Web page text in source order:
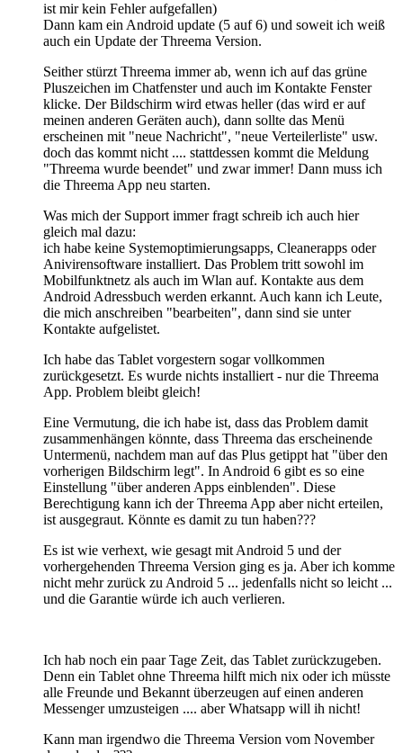
ist mir kein Fehler aufgefallen)
Dann kam ein Android update (5 auf 6) und soweit ich weiß
auch ein Update der Threema Version.
Seither stürzt Threema immer ab, wenn ich auf das grüne
Pluszeichen im Chatfenster und auch im Kontakte Fenster
klicke. Der Bildschirm wird etwas heller (das wird er auf
meinen anderen Geräten auch), dann sollte das Menü
erscheinen mit "neue Nachricht", "neue Verteilerliste" usw.
doch das kommt nicht .... stattdessen kommt die Meldung
"Threema wurde beendet" und zwar immer! Dann muss ich
die Threema App neu starten.
Was mich der Support immer fragt schreib ich auch hier
gleich mal dazu:
ich habe keine Systemoptimierungsapps, Cleanerapps oder
Anivirensoftware installiert. Das Problem tritt sowohl im
Mobilfunktnetz als auch im Wlan auf. Kontakte aus dem
Android Adressbuch werden erkannt. Auch kann ich Leute,
die mich anschreiben "bearbeiten", dann sind sie unter
Kontakte aufgelistet.
Ich habe das Tablet vorgestern sogar vollkommen
zurückgesetzt. Es wurde nichts installiert - nur die Threema
App. Problem bleibt gleich!
Eine Vermutung, die ich habe ist, dass das Problem damit
zusammenhängen könnte, dass Threema das erscheinende
Untermenü, nachdem man auf das Plus getippt hat "über den
vorherigen Bildschirm legt". In Android 6 gibt es so eine
Einstellung "über anderen Apps einblenden". Diese
Berechtigung kann ich der Threema App aber nicht erteilen,
ist ausgegraut. Könnte es damit zu tun haben???
Es ist wie verhext, wie gesagt mit Android 5 und der
vorhergehenden Threema Version ging es ja. Aber ich komme
nicht mehr zurück zu Android 5 ... jedenfalls nicht so leicht ...
und die Garantie würde ich auch verlieren.
Ich hab noch ein paar Tage Zeit, das Tablet zurückzugeben.
Denn ein Tablet ohne Threema hilft mich nix oder ich müsste
alle Freunde und Bekannt überzeugen auf einen anderen
Messenger umzusteigen .... aber Whatsapp will ih nicht!
Kann man irgendwo die Threema Version vom November